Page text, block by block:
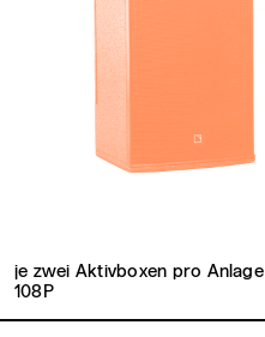
je zwei Aktivboxen pro Anlage
108P